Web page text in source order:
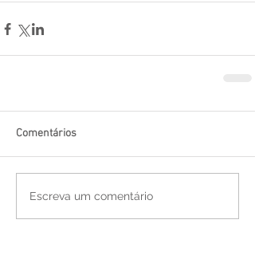
Comentários
Escreva um comentário